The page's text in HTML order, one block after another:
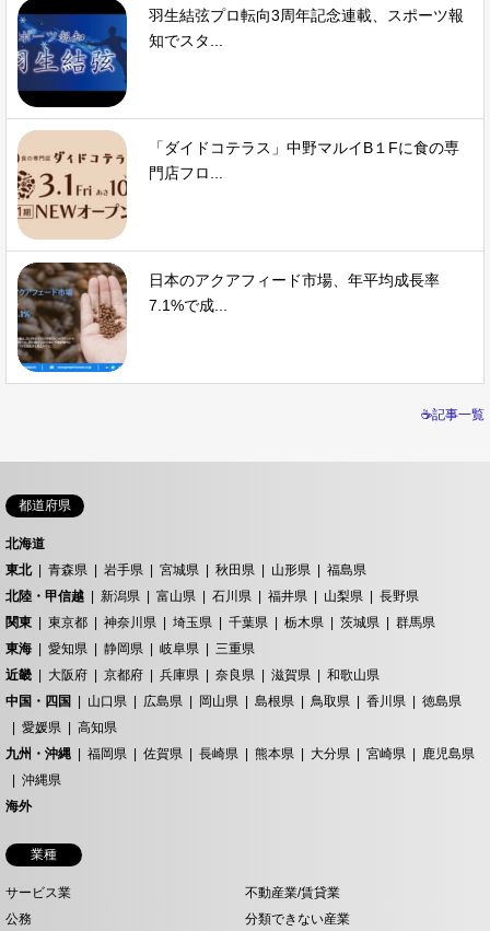
羽生結弦プロ転向3周年記念連載、スポーツ報
知でスタ...
「ダイドコテラス」中野マルイB１Fに食の専
門店フロ...
日本のアクアフィード市場、年平均成長率
7.1%で成...
☕記事一覧
都道府県
北海道
東北
青森県 岩手県 宮城県 秋田県 山形県
福島県
北陸・甲信越
新潟県 富山県 石川県 福井県 山梨県
長野県
関東
東京都 神奈川県 埼玉県 千葉県 栃木県 茨城県
群馬県
東海
愛知県 静岡県 岐阜県
三重県
近畿
大阪府 京都府 兵庫県 奈良県 滋賀県
和歌山県
中国・四国
山口県 広島県 岡山県 島根県 鳥取県 香川県
徳島県
愛媛県
高知県
九州・沖縄
福岡県 佐賀県 長崎県 熊本県 大分県 宮崎県
鹿児島県
沖縄県
海外
業種
サービス業
不動産業/賃貸業
公務
分類できない産業